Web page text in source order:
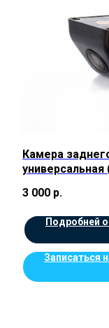
Камера
3 000 р.
Подробней
Записаться